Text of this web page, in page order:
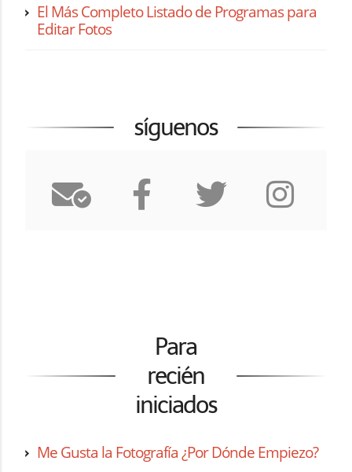
El Más Completo Listado de Programas para
Editar Fotos
síguenos
Para
recién
iniciados
Me Gusta la Fotografía ¿Por Dónde Empiezo?